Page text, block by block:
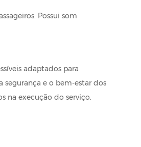
Possui som
adaptados para
segurança e o bem-estar dos
na execução do serviço.